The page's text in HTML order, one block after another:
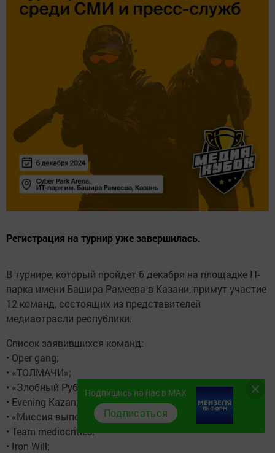
Регистрация на турнир уже завершилась.
В турнире, который пройдет 6 декабря на площадке IT-
парка имени Башира Рамеева в Казани, примут участие
12 команд, состоящих из представителей
медиаотрасли республики.
Список заявившихся команд:
• Oper gang;
• «ТОЛМАЧИ»;
• «Злобный Рубин»;
• Evening Kazan;
• «Миссия выполнима!»;
• Team mediocrities;
• Iron Will;
Подпишись на нас в MAX
Подписаться